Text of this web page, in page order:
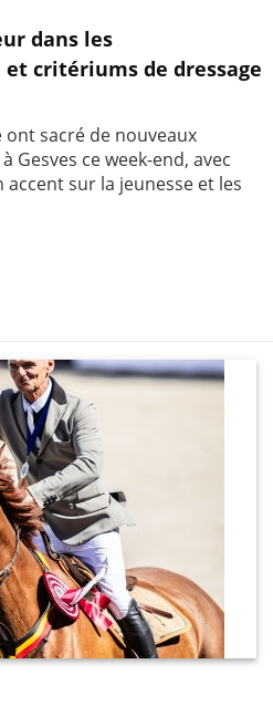
dans les
critériums de dressage
ont sacré de nouveaux
Gesves ce week-end, avec
sur la jeunesse et les